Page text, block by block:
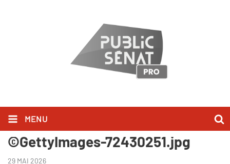
MENU
La France de l'après-guerre -
©GettyImages-72430251.jpg
29 MAI 2026